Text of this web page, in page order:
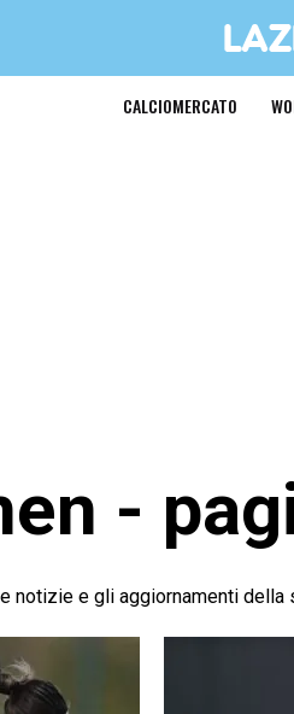
CALCIOMERCATO
-
notizie e gli aggiornamenti